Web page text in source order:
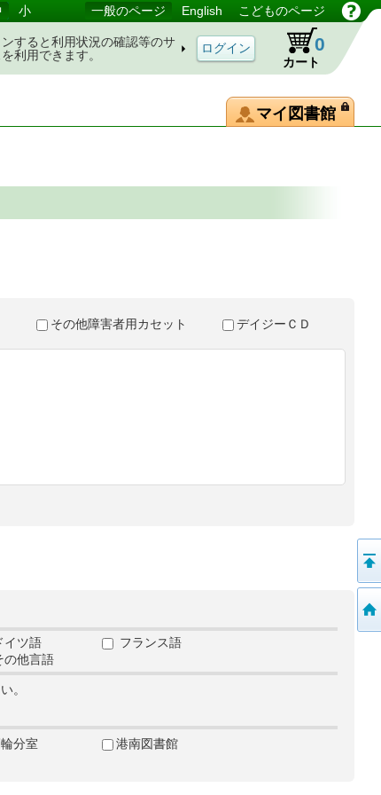
小 一般のページ English こどものページ
ンすると利用状況の確認等のサ
利用できます。
カート
0
マイ図書館
その他障害者用カセット デイジーＣＤ
イツ語
フランス語
の他言語
。
分室
港南図書館